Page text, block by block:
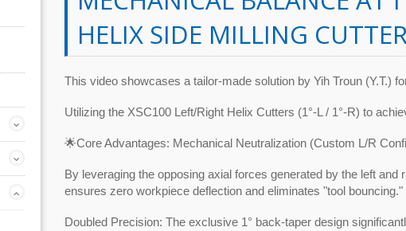
HELIX SIDE MILLING
This video showcases a tailor-made solution by Yih Troun (Y.T.)
Utilizing the XSC100 Left/Right Helix Cutters (1°-L / 1°-R) to
🌟Core Advantages: Mechanical Neutralization (Custom L/R
By leveraging the opposing axial forces generated by the left
ensures zero workpiece deflection and eliminates "tool bouncing."
Doubled Precision: The exclusive 1° back-taper design